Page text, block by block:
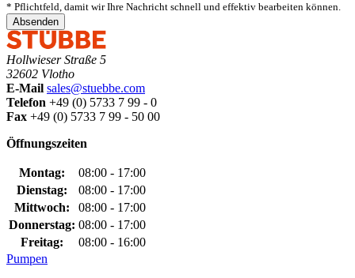
* Pflichtfeld, damit wir Ihre Nachricht schnell und effektiv bearbeiten können.
Absenden
Hollwieser Straße 5
32602 Vlotho
E-Mail sales@stuebbe.com
Telefon +49 (0) 5733 7 99 - 0
Fax +49 (0) 5733 7 99 - 50 00
Öffnungszeiten
Montag:
08:00 - 17:00
Dienstag:
08:00 - 17:00
Mittwoch:
08:00 - 17:00
Donnerstag: 08:00 - 17:00
Freitag:
08:00 - 16:00
Pumpen